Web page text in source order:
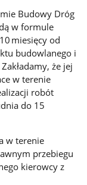
Budowy Dróg
w formule
miesięcy od
budowlanego i
że jej
w terenie
robót
do 15
w terenie
przebiegu
kierowcy z